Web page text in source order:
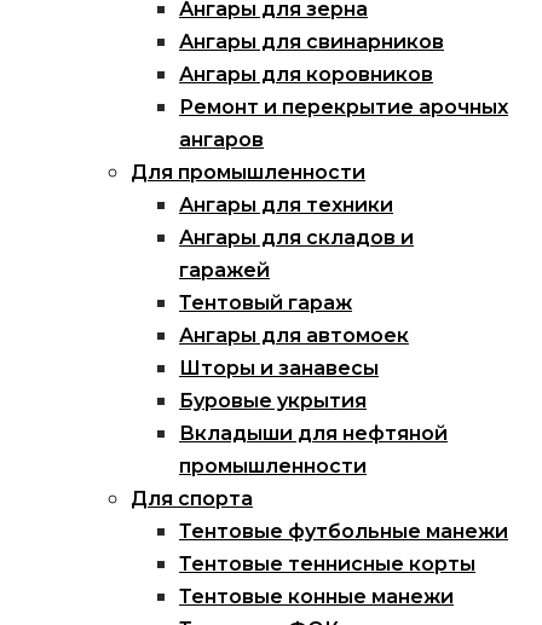
Ангары для зерна
Ангары для свинарников
Ангары для коровников
Ремонт и перекрытие арочных
ангаров
Для промышленности
Ангары для техники
Ангары для складов и
гаражей
Тентовый гараж
Ангары для автомоек
Шторы и занавесы
Буровые укрытия
Вкладыши для нефтяной
промышленности
Для спорта
Тентовые футбольные манежи
Тентовые теннисные корты
Тентовые конные манежи